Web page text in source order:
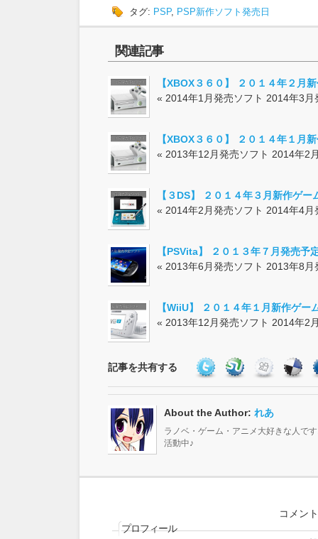
タグ: PSP, PSP新作ソフト発売日
関連記事
【XBOX３６０】 ２０１４年２月
« 2014年1月発売ソフト 2014年3月
【XBOX３６０】 ２０１４年１月
« 2013年12月発売ソフト 2014年2月
【３DS】 ２０１４年３月新作ゲー
« 2014年2月発売ソフト 2014年4月
【PSVita】 ２０１３年７月発売予
« 2013年6月発売ソフト 2013年8月
【WiiU】 ２０１４年１月新作ゲー
« 2013年12月発売ソフト 2014年2月
記事を共有する
About the Author: れあ
ラノベ・ゲーム・アニメ大好きな人で
活動中♪
コメン
プロフィール